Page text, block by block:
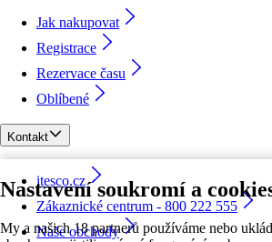
Nastavení soukromí a
My a našich 18 partnerů používáme nebo
Jak nakupovat
Registrace
Rezervace času
Oblíbené
Kontakt
itesco.cz
Zákaznické centrum - 800 222 555
Naše obchody